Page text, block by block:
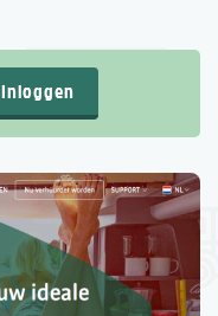
Inloggen